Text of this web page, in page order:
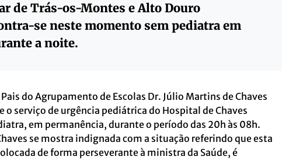
de Trás-os-Montes e Alto Douro
se neste momento sem pediatra em
a noite.
do Agrupamento de Escolas Dr. Júlio Martins de Chaves
o serviço de urgência pediátrica do Hospital de Chaves
em permanência, durante o período das 20h às 08h.
se mostra indignada com a situação referindo que esta
de forma perseverante à ministra da Saúde, é